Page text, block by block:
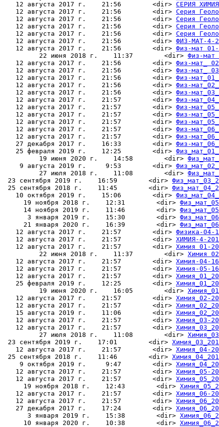
   12 августа 2017 г.    21:56        <dir>
СЕРИЯ
   12 августа 2017 г.    21:56        <dir>
Серия
   12 августа 2017 г.    21:56        <dir>
Серия
   12 августа 2017 г.    21:56        <dir>
Серия
   12 августа 2017 г.    21:56        <dir>
Серия
   12 августа 2017 г.    21:56        <dir>
ФИЗ-МАТ-4-
   12 августа 2017 г.    21:56        <dir>
Физ-мат 01-
         22 июня 2018 г.    11:37        <dir>
Физ-мат
   12 августа 2017 г.    21:56        <dir>
Физ-мат_
   12 августа 2017 г.    21:56        <dir>
Физ-мат_
   12 августа 2017 г.    21:56        <dir>
Физ-
   12 августа 2017 г.    21:56        <dir>
Физ-
   12 августа 2017 г.    21:56        <dir>
Физ-
   12 августа 2017 г.    21:57        <dir>
Физ-
   12 августа 2017 г.    21:57        <dir>
Физ-
   12 августа 2017 г.    21:57        <dir>
Физ-
   12 августа 2017 г.    21:57        <dir>
Физ-
   12 августа 2017 г.    21:57        <dir>
Физ-
   12 августа 2017 г.    21:57        <dir>
Физ-
   27 декабря 2017 г.    16:33        <dir>
Физ-
   25 февраля 2019 г.    12:25        <dir>
         19 июня 2020 г.    14:58        <dir>
    9 августа 2019 г.     9:53        <dir>
         27 июля 2018 г.    11:08        <dir>
23 сентября 2019 г.    16:59        <dir>
25 сентября 2018 г.    11:45        <dir>
   10 октября 2019 г.    15:06        <dir>
     19 ноября 2018 г.    12:31        <dir>
     14 ноября 2019 г.    11:46        <dir>
      3 января 2019 г.    15:30        <dir>
     21 января 2020 г.    16:39        <dir>
   12 августа 2017 г.    21:57        <dir>
Физика-04-
   12 августа 2017 г.    21:57        <dir>
ХИМИЯ-4-
   12 августа 2017 г.    21:57        <dir>
Химия 01-
         22 июня 2018 г.    11:37        <dir>
Химия
   12 августа 2017 г.    21:57        <dir>
Химия-04-16
   12 августа 2017 г.    21:57        <dir>
Химия-05-16
   12 августа 2017 г.    21:57        <dir>
   25 февраля 2019 г.    12:25        <dir>
         19 июня 2020 г.    16:05        <dir>
   12 августа 2017 г.    21:57        <dir>
Химия_02-
   12 августа 2017 г.    21:57        <dir>
   15 августа 2019 г.    11:06        <dir>
   12 августа 2017 г.    21:57        <dir>
Химия_03-
   12 августа 2017 г.    21:57        <dir>
         27 июля 2018 г.    11:08        <dir>
23 сентября 2019 г.    17:01        <dir>
   12 августа 2017 г.    21:57        <dir>
Химия_04-
25 сентября 2018 г.    11:46        <dir>
    9 октября 2019 г.     9:47        <dir>
   12 августа 2017 г.    21:57        <dir>
Химия_05-
   12 августа 2017 г.    21:57        <dir>
     19 ноября 2018 г.    12:43        <dir>
   12 августа 2017 г.    21:57        <dir>
Химия_06-
   12 августа 2017 г.    21:57        <dir>
   27 декабря 2017 г.    17:24        <dir>
      3 января 2019 г.    15:38        <dir>
     10 января 2020 г.    10:38        <dir>